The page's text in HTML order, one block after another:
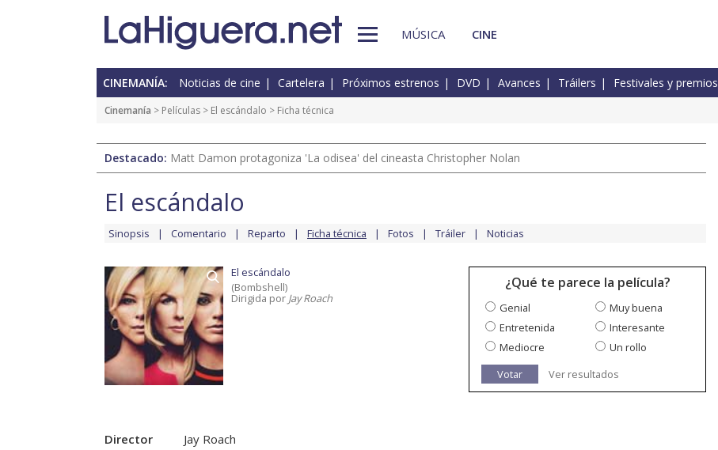
MÚSICA CINE
CINEMANÍA: Noticias de cine Cartelera Próximos estrenos DVD Avances Tráilers Festivales y premios
Cinemanía > Películas > El escándalo > Ficha técnica
Destacado: Matt Damon protagoniza 'La odisea' del cineasta Christopher Nolan
El escándalo
Sinopsis Comentario Reparto Ficha técnica Fotos Tráiler Noticias
El escándalo
(Bombshell)
Dirigida por Jay Roach
¿Qué te parece la película?
Genial
Muy buena
Entretenida
Interesante
Mediocre
Un rollo
Votar
Ver resultados
Director
Jay Roach